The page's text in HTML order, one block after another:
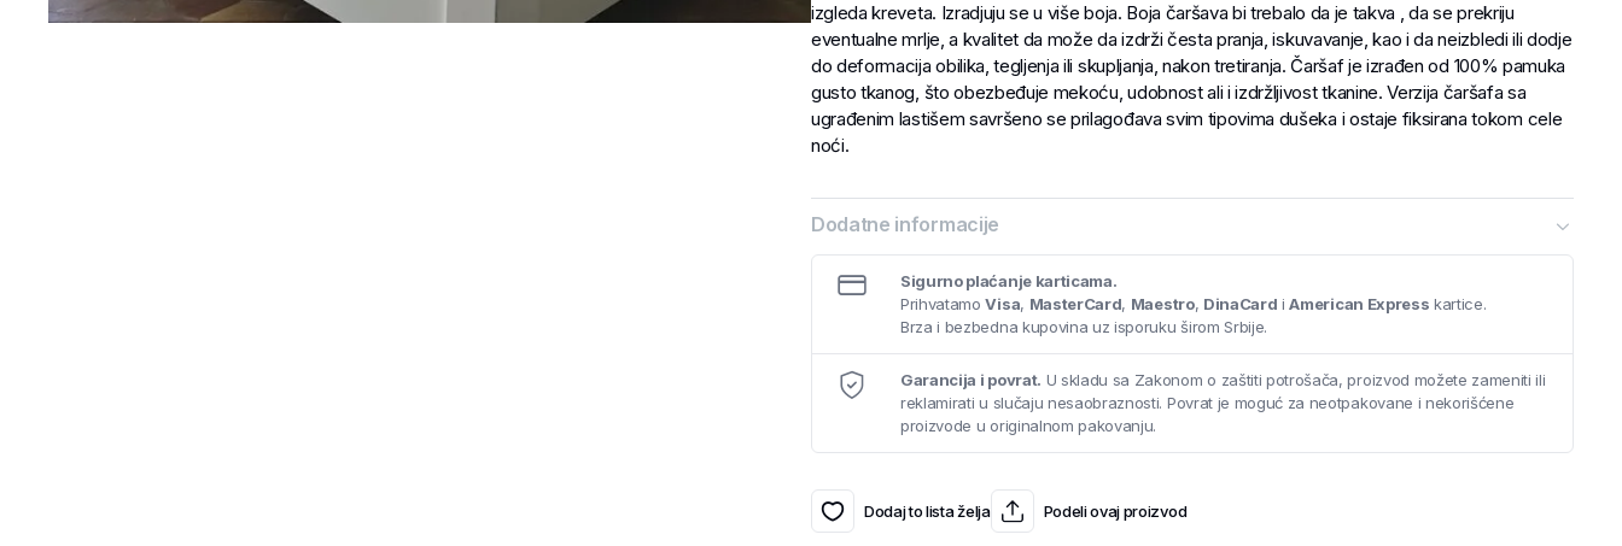
izgleda kreveta. Izradjuju se u više boja. Boja čaršava bi trebalo da je takva , da se prekriju
eventualne mrlje, a kvalitet da može da izdrži česta pranja, iskuvavanje, kao i da neizbledi ili dodje
do deformacija obilika, tegljenja ili skupljanja, nakon tretiranja. Čaršaf je izrađen od 100% pamuka
gusto tkanog, što obezbeđuje mekoću, udobnost ali i izdržljivost tkanine. Verzija čaršafa sa
ugrađenim lastišem savršeno se prilagođava svim tipovima dušeka i ostaje fiksirana tokom cele
noći.
Dodatne informacije
Sigurno plaćanje karticama.
PrihvatamoVisa, MasterCard, Maestro, DinaCard iAmerican Express kartice.
Brza i bezbedna kupovina uz isporuku širom Srbije.
Garancija i povrat. U skladu sa Zakonom o zaštiti potrošača, proizvod možete zameniti ili
reklamirati u slučaju nesaobraznosti. Povrat je moguć za neotpakovane i nekorišćene
proizvode u originalnom pakovanju.
Dodaj to lista želja Podeli ovaj proizvod